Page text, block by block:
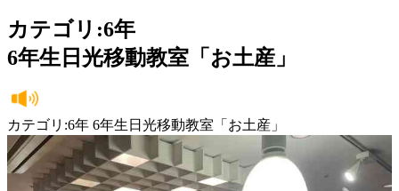
カテゴリ:6年
6年生日光移動教室「お土産」
カテゴリ:6年 6年生日光移動教室「お土産」